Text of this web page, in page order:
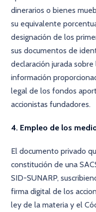
dinerarios o bienes
su equivalente
designación de los
sus documentos de
declaración jurada
información
legal de los fondos
accionistas fundadores.
4. Empleo de los
El documento privado
constitución de una
SID-SUNARP,
firma digital de los
ley de la materia y el